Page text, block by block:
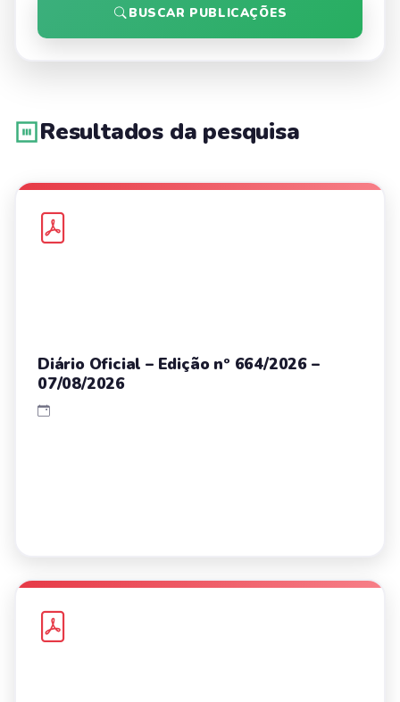
BUSCAR PUBLICAÇÕES
Resultados da pesquisa
Diário Oficial – Edição nº 664/2026 –
07/08/2026